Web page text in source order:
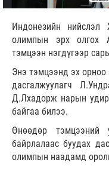
Индонезийн нийслэл
олимпын эрх олгох
тэмцээн нэгдүгээр
Энэ тэмцээнд эх
дасгалжуулагч
Д.Лхадорж нарын
байгаа билээ.
Өнөөдөр
байрлалаас буудах
олимпын наадамд